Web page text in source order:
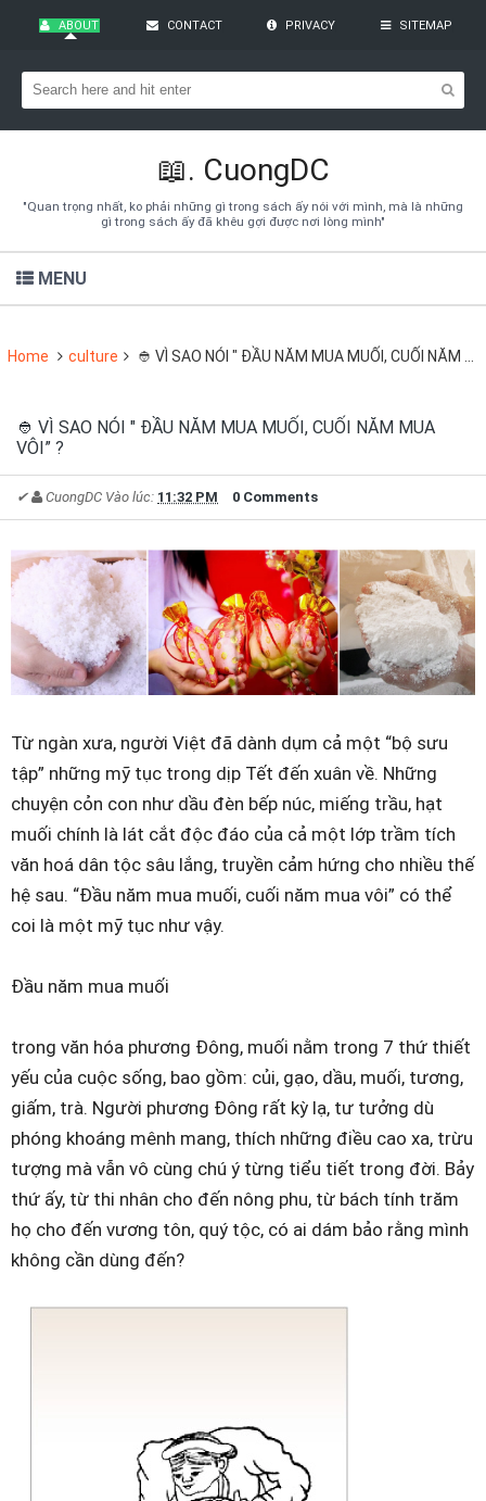
ABOUT CONTACT PRIVACY SITEMAP
📖. CuongDC
"Quan trọng nhất, ko phải những gì trong sách ấy nói với mình, mà là những
gì trong sách ấy đã khêu gợi được nơi lòng mình"
MENU
Home culture 👲 VÌ SAO NÓI " ĐẦU NĂM MUA MUỐI, CUỐI NĂM MUA VÔI” ?
👲 VÌ SAO NÓI " ĐẦU NĂM MUA MUỐI, CUỐI NĂM MUA
VÔI” ?
✔ CuongDC Vào lúc: 11:32 PM 0 Comments
Từ ngàn xưa, người Việt đã dành dụm cả một “bộ sưu
tập” những mỹ tục trong dịp Tết đến xuân về. Những
chuyện cỏn con như dầu đèn bếp núc, miếng trầu, hạt
muối chính là lát cắt độc đáo của cả một lớp trầm tích
văn hoá dân tộc sâu lắng, truyền cảm hứng cho nhiều thế
hệ sau. “Đầu năm mua muối, cuối năm mua vôi” có thể
coi là một mỹ tục như vậy.
Đầu năm mua muối
trong văn hóa phương Đông, muối nằm trong 7 thứ thiết
yếu của cuộc sống, bao gồm: củi, gạo, dầu, muối, tương,
giấm, trà. Người phương Đông rất kỳ lạ, tư tưởng dù
phóng khoáng mênh mang, thích những điều cao xa, trừu
tượng mà vẫn vô cùng chú ý từng tiểu tiết trong đời. Bảy
thứ ấy, từ thi nhân cho đến nông phu, từ bách tính trăm
họ cho đến vương tôn, quý tộc, có ai dám bảo rằng mình
không cần dùng đến?
Bạn đang cần tìm kiếm gì?
Theo dõi blog qua Email
Hãy đăng kí theo dõi blog để cập nhật những thủ thuật blogger,